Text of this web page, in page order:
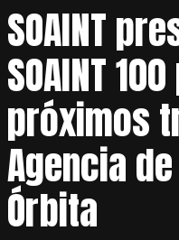
SOAINT
SOAINT
próximos
Agencia
Órbita